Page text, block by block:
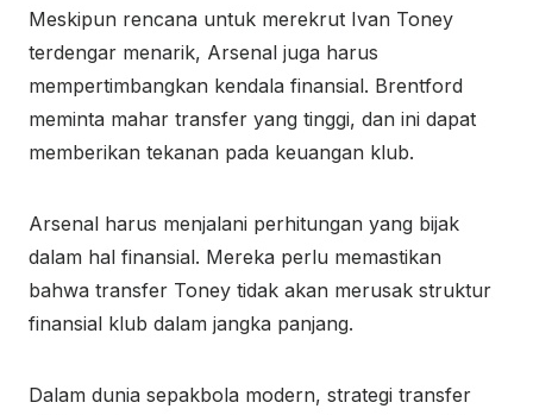
Meskipun rencana untuk merekrut Ivan Toney
terdengar menarik, Arsenal juga harus
mempertimbangkan kendala finansial. Brentford
meminta mahar transfer yang tinggi, dan ini dapat
memberikan tekanan pada keuangan klub.
Arsenal harus menjalani perhitungan yang bijak
dalam hal finansial. Mereka perlu memastikan
bahwa transfer Toney tidak akan merusak struktur
finansial klub dalam jangka panjang.
Dalam dunia sepakbola modern, strategi transfer